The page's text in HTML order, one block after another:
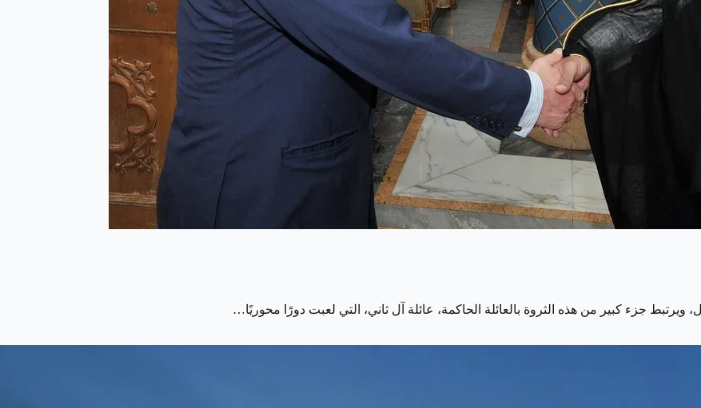
جزء كبير من هذه الثروة بالعائلة الحاكمة، عائلة آل ثاني، التي لعبت دورًا محوريًا…